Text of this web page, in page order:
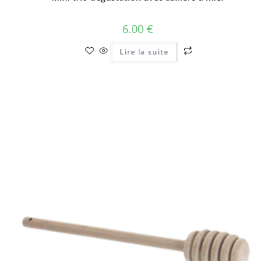
6.00 €
Lire la suite